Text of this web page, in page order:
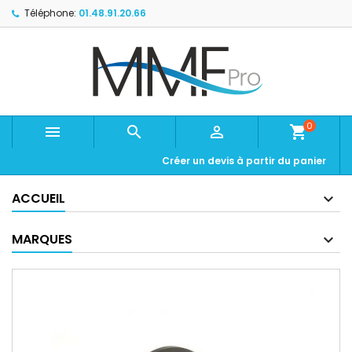
Téléphone: 01.48.91.20.66
   shopping_cart0
Créer un devis à partir du panier
ACCUEIL
MARQUES